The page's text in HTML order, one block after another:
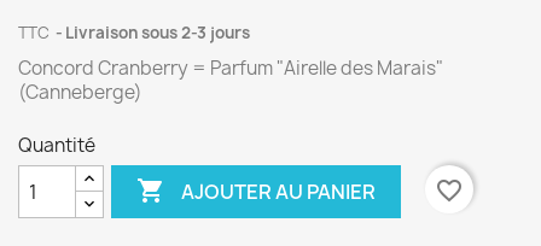
TTC Livraison sous 2-3 jours
Concord Cranberry = Parfum "Airelle des Marais"
(Canneberge)
Quantité
 AJOUTER AU PANIER favorite_border